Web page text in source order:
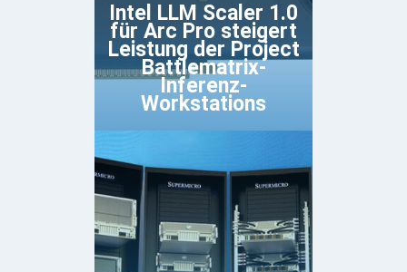
Intel LLM Scaler 1.0
für Arc Pro steigert
Leistung der Project
Battlematrix-
Inferenz-
Workstations